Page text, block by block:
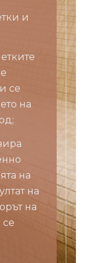
и
се
на
на
на
на
се